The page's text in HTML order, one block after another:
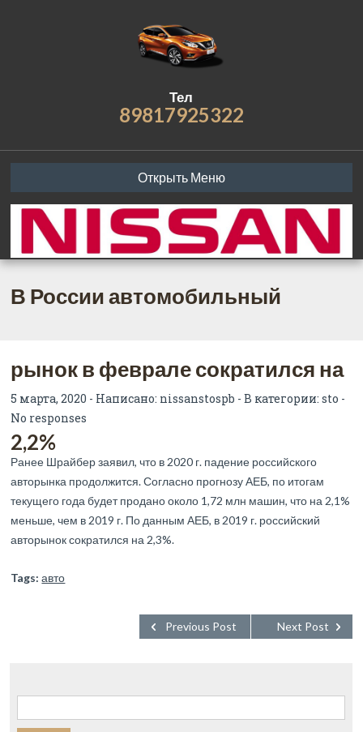
Тел
89817925322
Открыть Меню
В России автомобильный
рынок в феврале сократился на
2,2%
5 марта, 2020 - Написано: nissanstospb - В категории:sto -
No responses
Ранее Шрайбер заявил, что в 2020 г. падение российского
авторынка продолжится. Согласно прогнозу АЕБ, по итогам
текущего года будет продано около 1,72 млн машин, что на 2,1%
меньше, чем в 2019 г. По данным АЕБ, в 2019 г. российский
авторынок сократился на 2,3%.
Tags: авто
Next Post
Previous Post
Найти: